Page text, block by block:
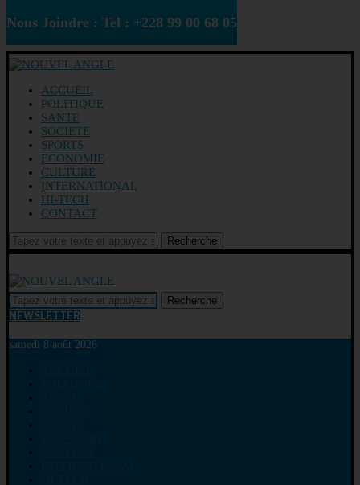
Nous Joindre : Tel : +228 99 00 68 05
ACCUEIL
POLITIQUE
SANTE
SOCIETE
SPORTS
ECONOMIE
CULTURE
INTERNATIONAL
HI-TECH
CONTACT
Recherche
Recherche
NEWSLETTER
samedi 8 août 2026